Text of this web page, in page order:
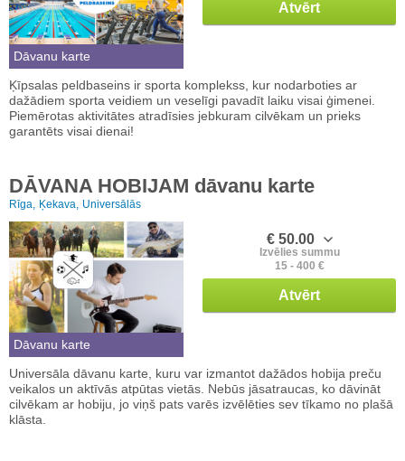
Dāvanu karte
Atvērt
Ķīpsalas peldbaseins ir sporta komplekss, kur nodarboties ar
dažādiem sporta veidiem un veselīgi pavadīt laiku visai ģimenei.
Piemērotas aktivitātes atradīsies jebkuram cilvēkam un prieks
garantēts visai dienai!
DĀVANA HOBIJAM dāvanu karte
Rīga, Ķekava, Universālās
Dāvanu karte
€ 50.00
Izvēlies summu
15 - 400 €
Atvērt
Universāla dāvanu karte, kuru var izmantot dažādos hobija preču
veikalos un aktīvās atpūtas vietās. Nebūs jāsatraucas, ko dāvināt
cilvēkam ar hobiju, jo viņš pats varēs izvēlēties sev tīkamo no plašā
klāsta.